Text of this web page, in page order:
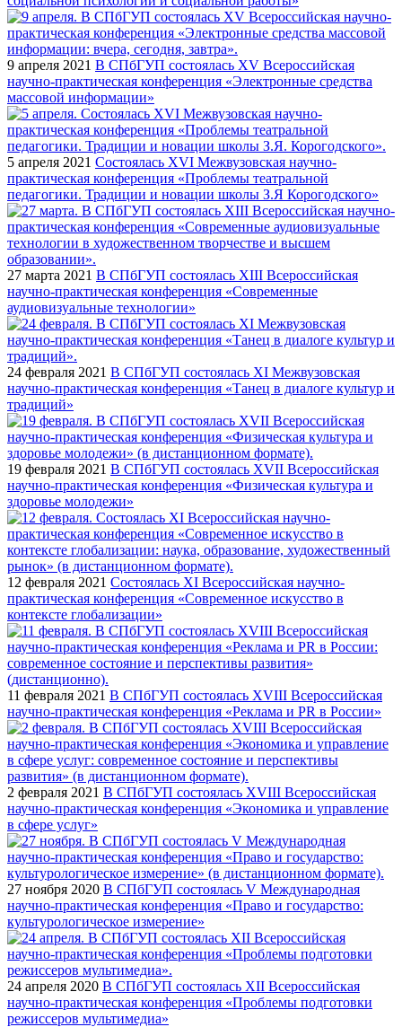
9 апреля 2021 В СПбГУП состоялась XV Всероссийская
научно-практическая конференция «Электронные средства
массовой информации»
5 апреля 2021 Состоялась XVI Межвузовская научно-
практическая конференция «Проблемы театральной
педагогики. Традиции и новации школы З.Я Корогодского»
27 марта 2021 В СПбГУП состоялась XIII Всероссийская
научно-практическая конференция «Современные
аудиовизуальные технологии»
24 февраля 2021 В СПбГУП состоялась XI Межвузовская
научно-практическая конференция «Танец в диалоге культур и
традиций»
19 февраля 2021 В СПбГУП состоялась XVII Всероссийская
научно-практическая конференция «Физическая культура и
здоровье молодежи»
12 февраля 2021 Cостоялась XI Всероссийская научно-
практическая конференция «Современное искусство в
контексте глобализации»
11 февраля 2021 В СПбГУП состоялась ХVIII Всероссийская
научно-практическая конференция «Реклама и PR в России»
2 февраля 2021 В СПбГУП состоялась XVIII Всероссийская
научно-практическая конференция «Экономика и управление
в сфере услуг»
27 ноября 2020 В СПбГУП состоялась V Международная
научно-практическая конференция «Право и государство:
культурологическое измерение»
24 апреля 2020 В СПбГУП состоялась XII Всероссийская
научно-практическая конференция «Проблемы подготовки
режиссеров мультимедиа»